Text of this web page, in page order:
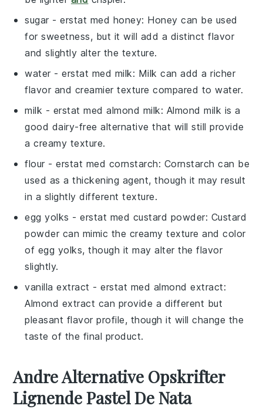
sugar - erstat med honey: Honey can be used
for sweetness, but it will add a distinct flavor
and slightly alter the texture.
water - erstat med milk: Milk can add a richer
flavor and creamier texture compared to water.
milk - erstat medalmond milk: Almond milk is a
good dairy-free alternative that will still provide
a creamy texture.
flour - erstat med cornstarch: Cornstarch can be
used as a thickening agent, though it may result
in a slightly different texture.
egg yolks - erstat med custard powder: Custard
powder can mimic the creamy texture and color
of egg yolks, though it may alter the flavor
slightly.
vanilla extract - erstat med almond extract:
Almond extract can provide a different but
pleasant flavor profile, though it will change the
taste of the final product.
Andre Alternative Opskrifter
Lignende Pastel De Nata